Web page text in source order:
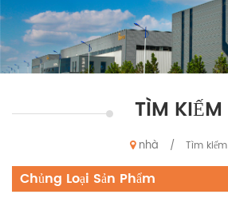
TÌM KIẾM
nhà / Tìm kiếm
Chủng Loại Sản Phẩm